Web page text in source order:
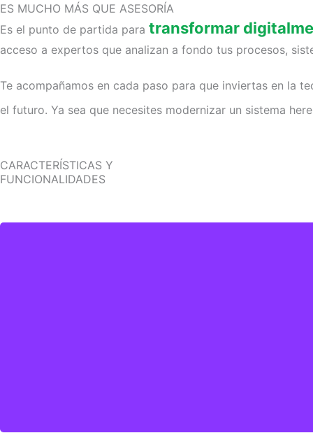
ES MUCHO MÁS QUE ASESORÍA
Es el punto de partida para transformar
acceso a expertos que analizan a fondo tus procesos,
Te acompañamos en cada paso para que inviertas en la
el futuro. Ya sea que necesites modernizar un sistema
CARACTERÍSTICAS Y
FUNCIONALIDADES